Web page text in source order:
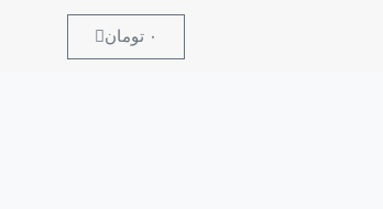
۰ تومان